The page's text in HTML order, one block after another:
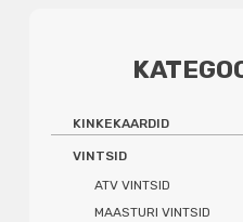
KINKEKAARDID
VINTSID
ATV VINTSID
MAASTURI VINTSID